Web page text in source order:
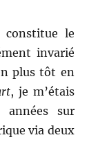
constitue le
invarié
plus tôt en
, je m’étais
sur
via deux